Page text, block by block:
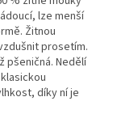
lze menší
Žitnou
prosetím.
pšeničná. Nedělí
díky ní je